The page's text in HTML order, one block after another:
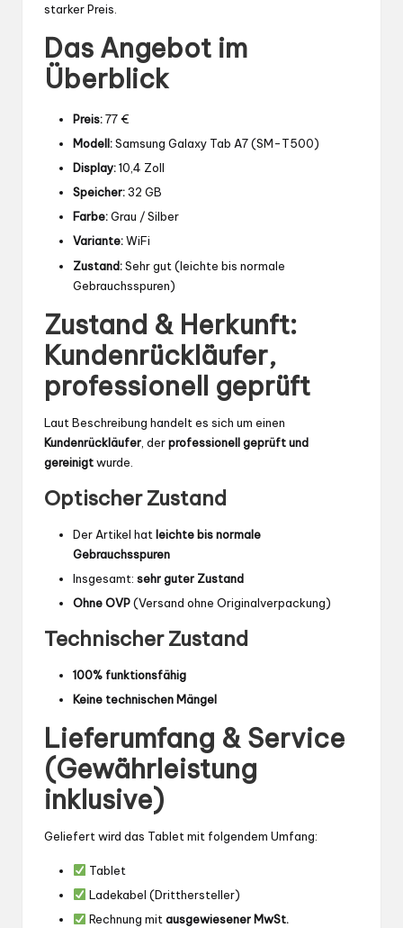
starker Preis.
Das Angebot im
Überblick
Preis:77 €
Modell:Samsung Galaxy Tab A7 (SM-T500)
Display:10,4 Zoll
Speicher:32 GB
Farbe:Grau / Silber
Variante:WiFi
Zustand:Sehr gut (leichte bis normale
Gebrauchsspuren)
Zustand & Herkunft:
Kundenrückläufer,
professionell geprüft
Laut Beschreibung handelt es sich um einen
Kundenrückläufer , derprofessionell geprüft und
gereinigtwurde.
Optischer Zustand
Der Artikel hat leichte bis normale
Gebrauchsspuren
Insgesamt: sehr guter Zustand
Ohne OVP(Versand ohne Originalverpackung)
Technischer Zustand
100% funktionsfähig
Keine technischen Mängel
Lieferumfang & Service
(Gewährleistung
inklusive)
Geliefert wird das Tablet mit folgendem Umfang:
Tablet
Ladekabel (Dritthersteller)
Rechnung mit ausgewiesener MwSt.